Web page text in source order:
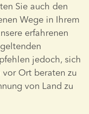
Sie auch den
Wege in Ihrem
erfahrenen
jedoch, sich
Ort beraten zu
von Land zu